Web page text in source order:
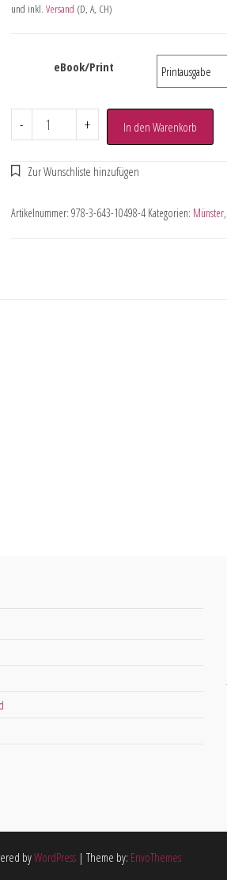
und inkl. Versand (D, A, CH)
eBook/Print
- + In den Warenkorb
Artikelnummer: 978-3-643-10498-4 Kategorien: Münster,
byWordPress | Theme by: EnvoThemes